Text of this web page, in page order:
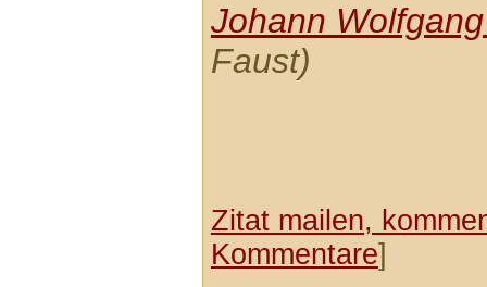
Johann
Faust)
Zitat mailen,
Kommentare]